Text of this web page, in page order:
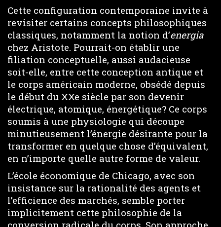
Cette configuration contemporaine invite à
revisiter certains concepts philosophiques
classiques, notamment la notion d’energia
chez Aristote. Pourrait-on établir une
filiation conceptuelle, aussi audacieuse
soit-elle, entre cette conception antique et
le corps américain moderne, obsédé depuis
le début du XXe siècle par son devenir
électrique, atomique, énergétique? Ce corps
soumis à une physiologie qui découpe
minutieusement l’énergie désirante pour la
transformer en quelque chose d’équivalent,
en n’importe quelle autre forme de valeur.
L’école économique de Chicago, avec son
insistance sur la rationalité des agents et
l’efficience des marchés, semble porter
implicitement cette philosophie de la
conversion radicale du corps. Son approche